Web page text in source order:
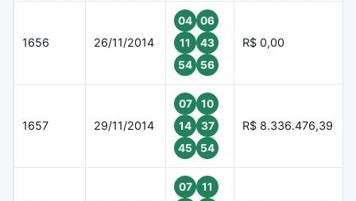
1656 26/11/2014
04
06
11
43
54
56
R$ 0,00
1657 29/11/2014
07
10
14
37
45
54
R$ 8.336.476,39
07
11